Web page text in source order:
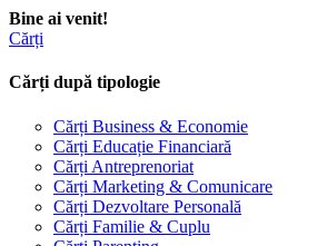
Bine ai venit!
Cărți
Cărți după tipologie
Cărți Business & Economie
Cărți Educație Financiară
Cărți Antreprenoriat
Cărți Marketing & Comunicare
Cărți Dezvoltare Personală
Cărți Familie & Cuplu